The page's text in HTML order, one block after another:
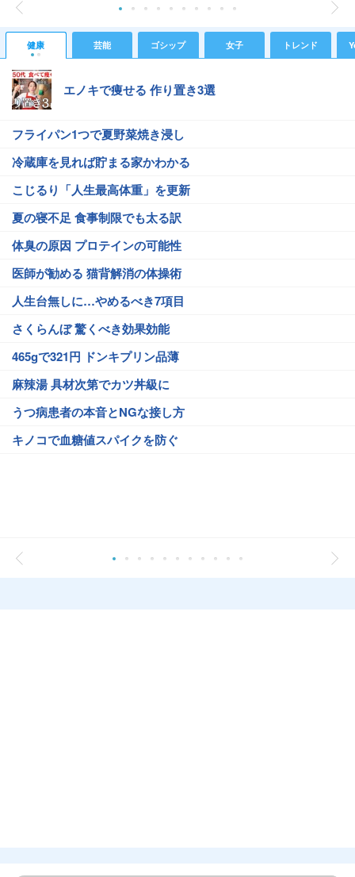
健康 芸能 ゴシップ 女子 トレンド
エノキで痩せる 作り置き3選
フライパン1つで夏野菜焼き浸し
冷蔵庫を見れば貯まる家かわかる
こじるり「人生最高体重」を更新
夏の寝不足 食事制限でも太る訳
体臭の原因 プロテインの可能性
医師が勧める 猫背解消の体操術
人生台無しに…やめるべき7項目
さくらんぼ 驚くべき効果効能
465gで321円 ドンキプリン品薄
麻辣湯 具材次第でカツ丼級に
うつ病患者の本音とNGな接し方
キノコで血糖値スパイクを防ぐ